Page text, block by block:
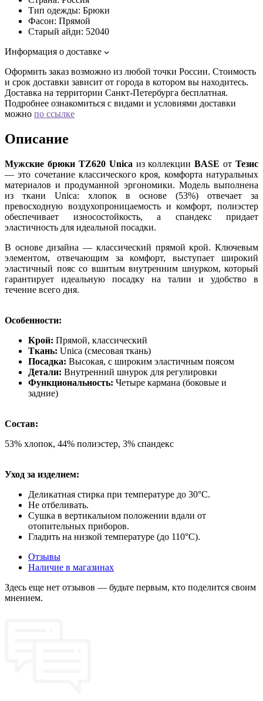
Тип одежды: Брюки
Фасон: Прямой
Старый айди: 52040
Информация о доставке
Оформить заказ возможно из любой точки России. Стоимость
и срок доставки зависит от города в котором вы находитесь.
Доставка на территории Санкт-Петербурга бесплатная.
Подробнее ознакомиться с видами и условиями доставки
можно по ссылке
Описание
Мужские брюки TZ620 Unica из коллекцииBASE от Тезис
— это сочетание классического кроя, комфорта натуральных
материалов и продуманной эргономики. Модель выполнена
из ткани Unica: хлопок в основе (53%) отвечает за
превосходную воздухопроницаемость и комфорт, полиэстер
обеспечивает износостойкость, а спандекс придает
эластичность для идеальной посадки.
В основе дизайна — классический прямой крой. Ключевым
элементом, отвечающим за комфорт, выступает широкий
эластичный пояс со вшитым внутренним шнурком, который
гарантирует идеальную посадку на талии и удобство в
течение всего дня.
Особенности:
Крой: Прямой, классический
Ткань: Unica (смесовая ткань)
Посадка: Высокая, с широким эластичным поясом
Детали: Внутренний шнурок для регулировки
Функциональность: Четыре кармана (боковые и
задние)
Состав:
53% хлопок, 44% полиэстер, 3% спандекс
Уход за изделием:
Деликатная стирка при температуре до 30°C.
Не отбеливать.
Сушка в вертикальном положении вдали от
отопительных приборов.
Гладить на низкой температуре (до 110°C).
Отзывы
Наличие в магазинах
Здесь еще нет отзывов — будьте первым, кто поделится своим
мнением.